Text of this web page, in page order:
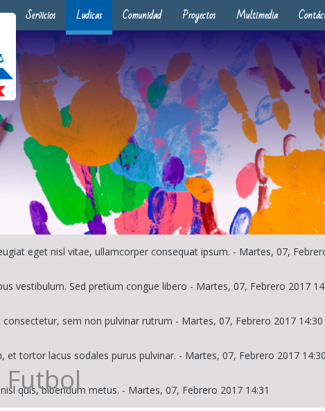
Servicios Ludicas Comunidad Proyectos Multimedia
eget nisl vitae, ullamcorper consequat ipsum. - Martes, 07,
vestibulum. Sed pretium congue libero - Martes, 07, Febrero 2017
sem non pulvinar rutrum - Martes, 07, Febrero 2017 14:30
et tortor lacus sodales purus pulvinar. - Martes, 07, Febrero 2017 14:30
quis, bibendum metus. - Martes, 07, Febrero 2017 14:31
Futbol